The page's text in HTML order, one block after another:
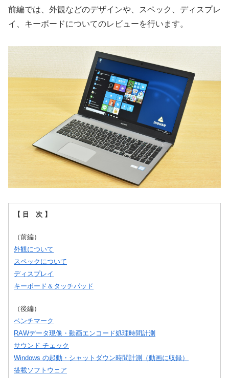
前編では、外観などのデザインや、スペック、ディスプレ
イ、キーボードについてのレビューを行います。
【 目 次 】
（前編）
外観について
スペックについて
ディスプレイ
キーボード＆タッチパッド
（後編）
ベンチマーク
RAWデータ現像・動画エンコード処理時間計測
サウンド チェック
Windows の起動・シャットダウン時間計測（動画に収録）
搭載ソフトウェア